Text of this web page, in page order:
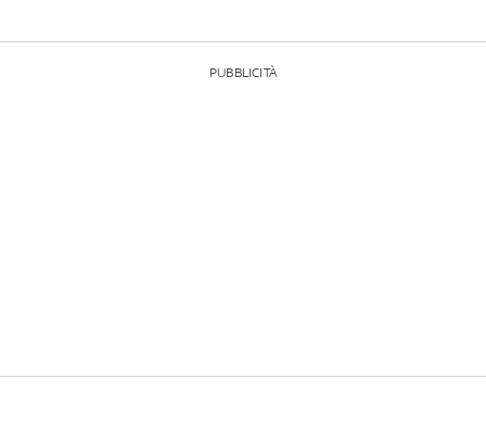
PUBBLICITÀ